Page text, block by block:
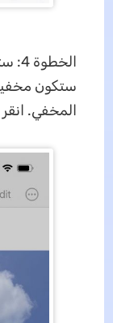
ستكون
المخفي.